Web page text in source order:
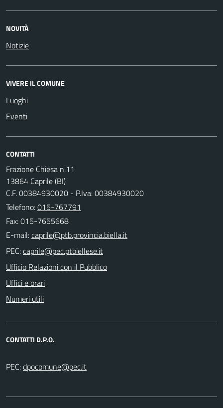
NOVITÀ
Notizie
VIVERE IL COMUNE
Luoghi
Eventi
CONTATTI
Frazione Chiesa n.11
13864 Caprile (BI)
C.F. 00384930020 - P.Iva: 00384930020
Telefono:015-767791
Fax: 015-7655668
E-mail:
PEC:
Ufficio Relazioni con il Pubblico
Uffici e orari
Numeri utili
CONTATTI D.P.O.
PEC: